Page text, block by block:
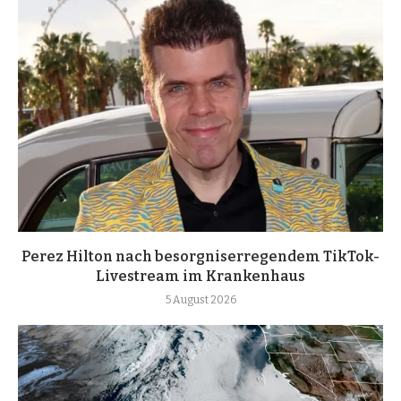
Perez Hilton nach besorgniserregendem TikTok-
Livestream im Krankenhaus
5 August 2026